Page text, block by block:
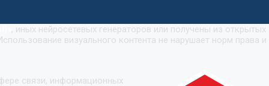
, иных нейросетевых генераторов или получены из открытых
визуального контента не нарушает норм права и
связи, информационных